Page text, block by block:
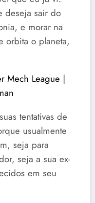
deseja sair do
e morar na
orbita o planeta,
Mech League |
tentativas de
usualmente
seja para
seja a sua ex-
em seu